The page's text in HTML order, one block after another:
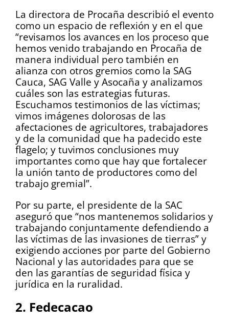
La directora de Procaña describió el evento
como un espacio de reflexión y en el que
“revisamos los avances en los proceso que
hemos venido trabajando en Procaña de
manera individual pero también en
alianza con otros gremios como la SAG
Cauca, SAG Valle y Asocaña y analizamos
cuáles son las estrategias futuras.
Escuchamos testimonios de las víctimas;
vimos imágenes dolorosas de las
afectaciones de agricultores, trabajadores
y de la comunidad que ha padecido este
flagelo; y tuvimos conclusiones muy
importantes como que hay que fortalecer
la unión tanto de productores como del
trabajo gremial”.
Por su parte, el presidente de la SAC
aseguró que “nos mantenemos solidarios y
trabajando conjuntamente defendiendo a
las víctimas de las invasiones de tierras” y
exigiendo acciones por parte del Gobierno
Nacional y las autoridades para que se
den las garantías de seguridad física y
jurídica en la ruralidad.
2. Fedecacao